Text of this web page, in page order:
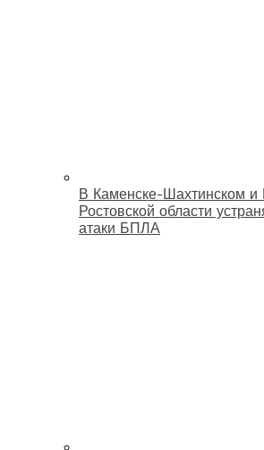
В Каменске-Шахтинском и
Ростовской области
атаки БПЛА